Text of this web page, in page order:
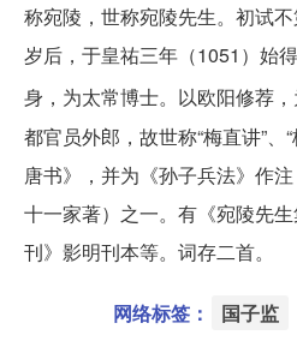
称宛陵，世称宛陵先生。初试
岁后，于皇祐三年（1051）始
身，为太常博士。以欧阳修荐
都官员外郎，故世称“梅直讲”、
唐书》，并为《孙子兵法》作
十一家著）之一。有《宛陵先
刊》影明刊本等。词存二首。
网络标签： 国子监